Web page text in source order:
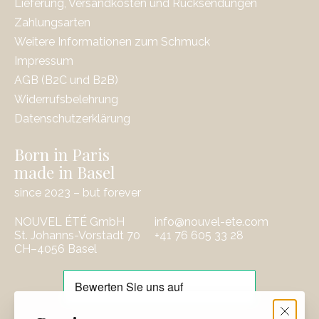
Lieferung, Versandkosten und Rücksendungen
Zahlungsarten
Weitere Informationen zum Schmuck
Impressum
AGB (B2C und B2B)
Widerrufsbelehrung
Datenschutzerklärung
Born in Paris
made in Basel
since 2023 – but forever
NOUVEL ÉTÉ GmbH
St. Johanns-Vorstadt 70
CH–4056 Basel
info@nouvel-ete.com
‭+41 76 605 33 28